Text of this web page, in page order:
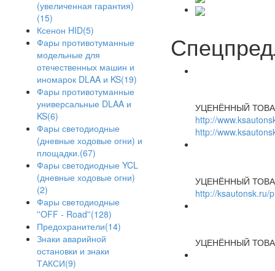
(увеличенная гарантия)
(15)
Ксенон HID(5)
Фары противотуманные
модельные для
отечественных машин и
иномарок DLAA и KS(19)
Фары противотуманные
универсальные DLAA и
KS(6)
Фары светодиодные
(дневные ходовые огни) и
площадки.(67)
Фары светодиодные YCL
(дневные ходовые огни)
(2)
Фары светодиодные
''OFF - Road''(128)
Предохранители(14)
Знаки аварийной
остановки и знаки
ТАКСИ(9)
УЦЕНЁННЫЙ
http://
http://
УЦЕНЁННЫЙ
http://ksautonsk.ru/
УЦЕНЁННЫЙ